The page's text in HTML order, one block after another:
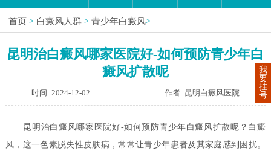
首页 > 白癜风人群 > 青少年白癜风>
昆明治白癜风哪家医院好-如何预防青少年白
癜风扩散呢
时间: 2024-12-02 作者: 昆明白癜风医院
昆明治白癜风哪家医院好-如何预防青少年白癜风扩散呢？白癜
风，这一色素脱失性皮肤病，常常让青少年患者及其家庭感到困扰。
我
要
挂
号